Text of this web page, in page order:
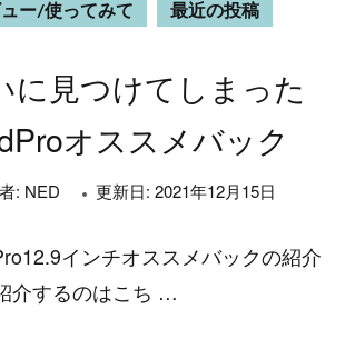
ー/使ってみて
最近の投稿
に見つけてしまった
オススメバック
: NED 更新日: 2021年12月15日
インチオススメバックの紹介
介するのはこち …